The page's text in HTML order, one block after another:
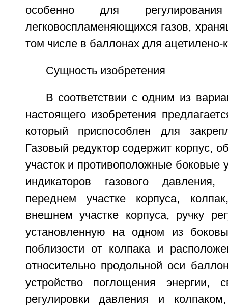
особенно для
легковоспламеняющихся газов,
том числе в баллонах для ацетилено-
Сущность изобретения
В соответствии с одним из
настоящего изобретения
который приспособлен для
Газовый редуктор содержит корпус,
участок и противоположные боковые
индикаторов газового
переднем участке корпуса,
внешнем участке корпуса, ручку
установленную на одном из
поблизости от колпака и
относительно продольной оси
устройство поглощения энергии,
регулировки давления и